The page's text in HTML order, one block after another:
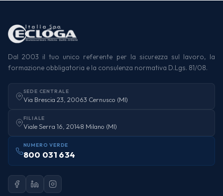
Dal 2003 il tuo unico referente per la sicurezza sul lavoro, la
formazione obbligatoria e la consulenza normativa D.Lgs. 81/08.
SEDE CENTRALE
Via Brescia 23, 20063 Cernusco (MI)
FILIALE
Viale Serra 16, 20148 Milano (MI)
NUMERO VERDE
800 031 634